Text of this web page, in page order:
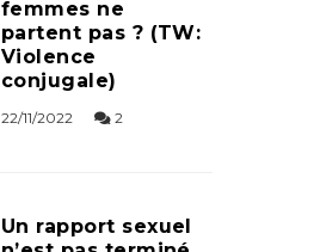
femmes ne
partent pas ? (TW:
Violence
conjugale)
22/11/2022 2
Un rapport sexuel